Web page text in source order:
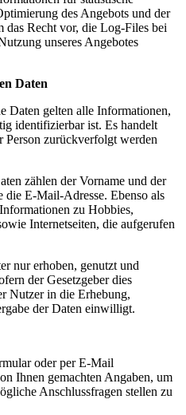
des Angebots und der
das Recht vor, die Log-Files bei
unseres Angebotes
Daten
Daten gelten alle Informationen,
identifizierbar ist. Es handelt
Person zurückverfolgt werden
zählen der Vorname und der
die E-Mail-Adresse. Ebenso als
zu Hobbies,
Internetseiten, die aufgerufen
nur erhoben, genutzt und
der Gesetzgeber dies
Nutzer in die Erhebung,
der Daten einwilligt.
oder per E-Mail
Ihnen gemachten Angaben, um
Anschlussfragen stellen zu